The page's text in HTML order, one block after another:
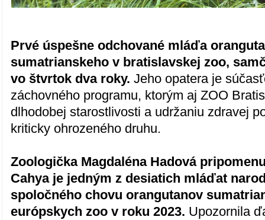
Prvé úspešne odchované mláďa
sumatrianskeho v bratislavskej zoo,
vo štvrtok dva roky. Jeho opatera je
záchovného programu, ktorým aj ZOO
dlhodobej starostlivosti a udržaniu zdravej
kriticky ohrozeného druhu.
Zoologička Magdaléna Hadová
Cahya je jedným z desiatich mláďat
spoločného chovu orangutanov
európskych zoo v roku 2023. Upozornila